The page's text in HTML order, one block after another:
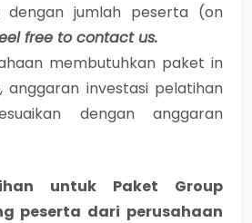
dengan jumlah peserta (on
free to contact us.
membutuhkan paket in
anggaran investasi pelatihan
dengan anggaran
untuk Paket Group
peserta dari perusahaan